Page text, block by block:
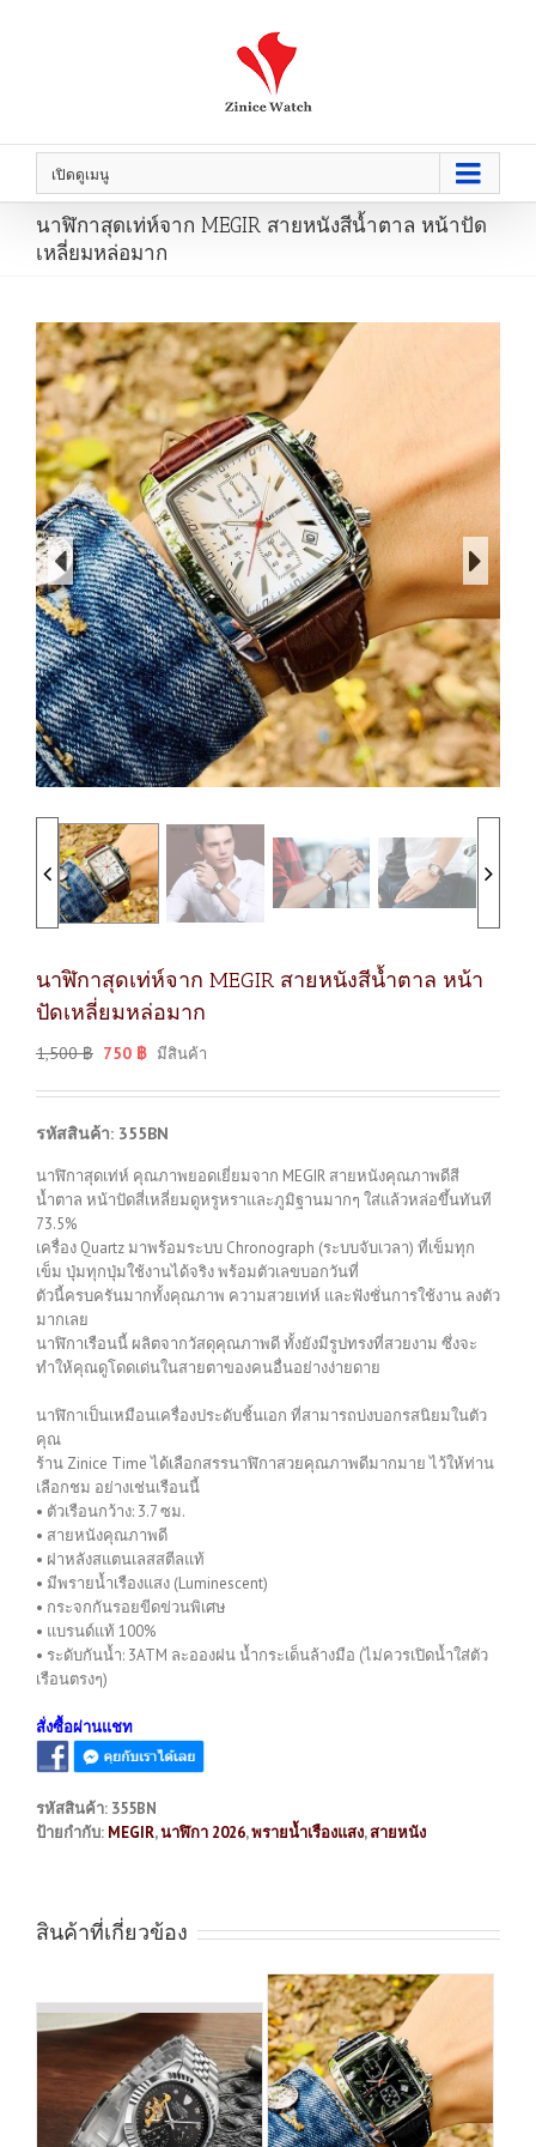
เปิดดูเมนู
นาฬิกาสุดเท่ห์จาก MEGIR สายหนังสีน้ำตาล หน้าปัด
เหลี่ยมหล่อมาก
นาฬิกาสุดเท่ห์จาก MEGIR สายหนังสีน้ำตาล หน้า
ปัดเหลี่ยมหล่อมาก
1,500฿ 750 ฿ มีสินค้า
รหัสสินค้า: 355BN
นาฬิกาสุดเท่ห์ คุณภาพยอดเยี่ยมจาก MEGIR สายหนังคุณภาพดีสี
น้ำตาล หน้าปัดสี่เหลี่ยมดูหรูหราและภูมิฐานมากๆ ใส่แล้วหล่อขึ้นทันที
73.5%
เครื่อง Quartz มาพร้อมระบบ Chronograph (ระบบจับเวลา) ที่เข็มทุก
เข็ม ปุ่มทุกปุ่มใช้งานได้จริง พร้อมตัวเลขบอกวันที่
ตัวนี้ครบครันมากทั้งคุณภาพ ความสวยเท่ห์ และฟังชั่นการใช้งาน ลงตัว
มากเลย
นาฬิกาเรือนนี้ ผลิตจากวัสดุคุณภาพดี ทั้งยังมีรูปทรงที่สวยงาม ซึ่งจะ
ทำให้คุณดูโดดเด่นในสายตาของคนอื่นอย่างง่ายดาย
นาฬิกาเป็นเหมือนเครื่องประดับชิ้นเอก ที่สามารถบ่งบอกรสนิยมในตัว
คุณ
ร้าน Zinice Time ได้เลือกสรรนาฬิกาสวยคุณภาพดีมากมาย ไว้ให้ท่าน
เลือกชม อย่างเช่นเรือนนี้
• ตัวเรือนกว้าง: 3.7 ซม.
• สายหนังคุณภาพดี
• ฝาหลังสแตนเลสสตีลแท้
• มีพรายน้ำเรืองแสง (Luminescent)
• กระจกกันรอยขีดข่วนพิเศษ
• แบรนด์แท้ 100%
• ระดับกันน้ำ: 3ATM ละอองฝน น้ำกระเด็นล้างมือ (ไม่ควรเปิดน้ำใส่ตัว
เรือนตรงๆ)
สั่งซื้อผ่านแชท
รหัสสินค้า: 355BN
ป้ายกำกับ: MEGIR,นาฬิกา 2026,พรายน้ำเรืองแสง,สายหนัง
สินค้าที่เกี่ยวข้อง